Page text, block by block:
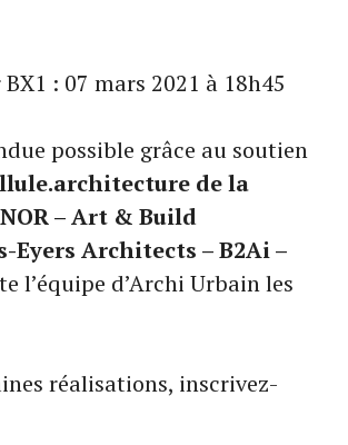
: 07 mars 2021 à 18h45
possible grâce au soutien
de la
– Art & Build
Eyers Architects – B2Ai –
l’équipe d’Archi Urbain les
réalisations, inscrivez-